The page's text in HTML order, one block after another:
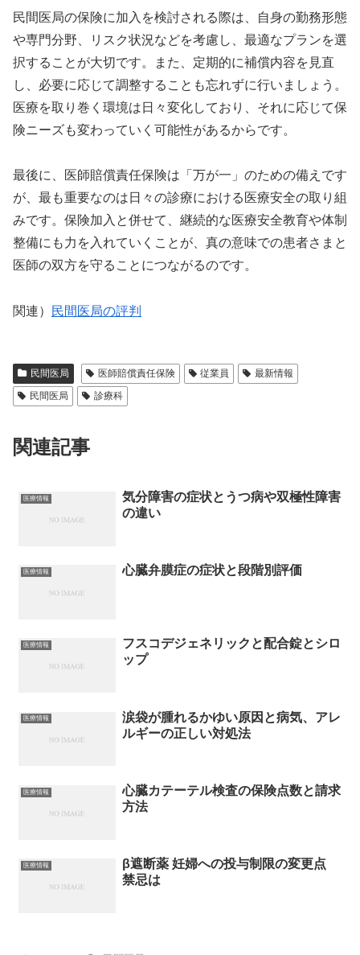
民間医局の保険に加入を検討される際は、自身の勤務形態
や専門分野、リスク状況などを考慮し、最適なプランを選
択することが大切です。また、定期的に補償内容を見直
し、必要に応じて調整することも忘れずに行いましょう。
医療を取り巻く環境は日々変化しており、それに応じて保
険ニーズも変わっていく可能性があるからです。
最後に、医師賠償責任保険は「万が一」のための備えです
が、最も重要なのは日々の診療における医療安全の取り組
みです。保険加入と併せて、継続的な医療安全教育や体制
整備にも力を入れていくことが、真の意味での患者さまと
医師の双方を守ることにつながるのです。
関連） 民間医局の評判
民間医局 医師賠償責任保険 従業員
最新情報
民間医局
診療科
関連記事
医療情報
気分障害の症状とうつ病や双極性障害
の違い
医療情報 心臓弁膜症の症状と段階別評価
医療情報
フスコデジェネリックと配合錠とシロ
ップ
医療情報
涙袋が腫れるかゆい原因と病気、アレ
ルギーの正しい対処法
医療情報
心臓カテーテル検査の保険点数と請求
方法
医療情報
β遮断薬 妊婦への投与制限の変更点
禁忌は